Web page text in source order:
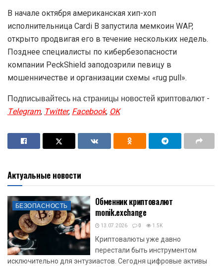
В начале октября американская хип-хоп
исполнительница Cardi B запустила мемкоин WAP,
открыто продвигая его в течение нескольких недель.
Позднее специалисты по кибербезопасности
компании PeckShield заподозрили певицу в
мошенничестве и организации схемы «rug pull».
Подписывайтесь на страницы новостей криптовалют -
Telegram,Twitter,Facebook,OK
Актуальные новости
БЕЗОПАСНОСТЬ
Обменник криптовалют
monik.exchange
13.07.2026 0 1.5K
Криптовалюты уже давно
перестали быть инструментом
исключительно для энтузиастов. Сегодня цифровые активы